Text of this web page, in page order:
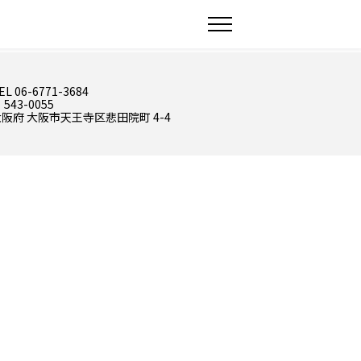
06-6771-3684
543-0055
府 大阪市天王寺区悲田院町 4-4